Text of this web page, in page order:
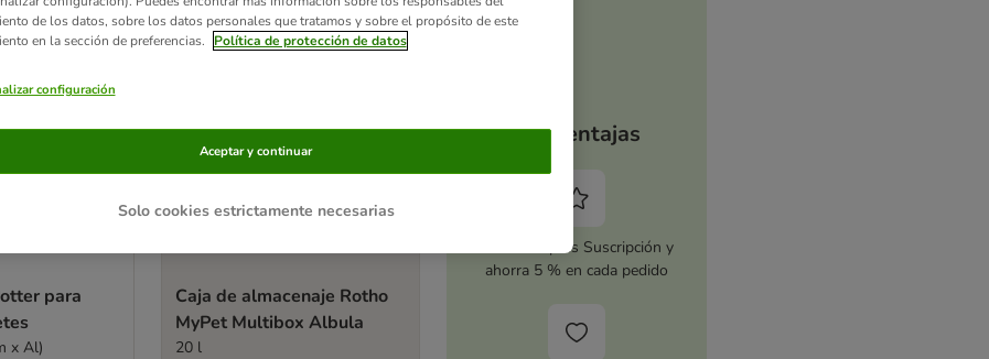
para
x Al)
Caja de almacenaje Rotho
MyPet Multibox Albula
20 l
Tus ventajas
Activa zooplus Suscripción y
ahorra 5 % en cada pedido
de los datos, sobre los datos personales que tratamos y sobre el propósito de este
en la sección de preferencias.
Política de protección de datos
configuración
Solo cookies estrictamente necesarias
Aceptar y continuar